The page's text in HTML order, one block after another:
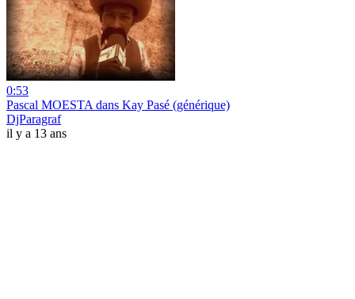
0:53
Pascal MOESTA dans Kay Pasé (générique)
DjParagraf
il y a 13 ans